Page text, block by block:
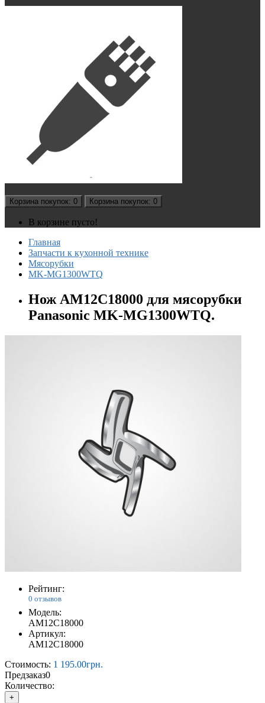
Корзина покупок: 0 Корзина покупок: 0
В корзине пусто!
Главная
Запчасти к кухонной технике
Мясорубки
MK-MG1300WTQ
Нож AM12C18000 для мясорубки
Panasonic MK-MG1300WTQ.
Рейтинг:
0 отзывов
Модель:
AM12C18000
Артикул:
AM12C18000
Стоимость: 1 195.00грн.
Предзаказ0
Количество:
+